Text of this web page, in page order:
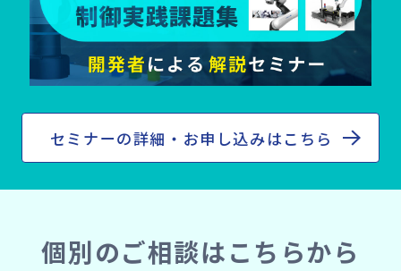
セミナーの詳細・お申し込みはこちら
個別のご相談はこちらから